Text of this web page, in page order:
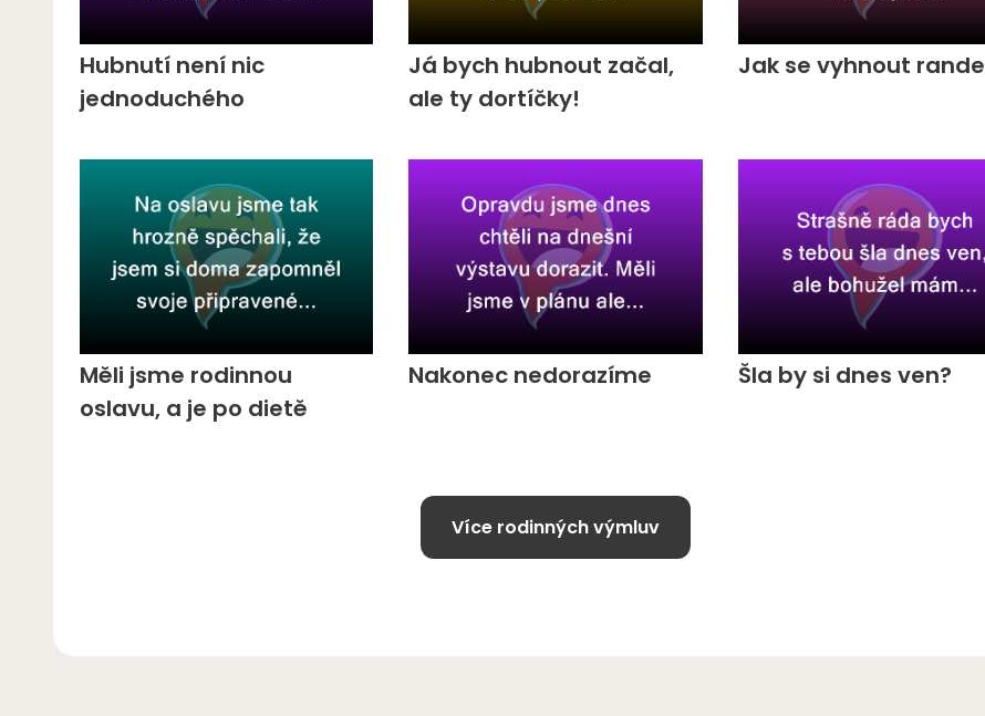
Hubnutí není nic
jednoduchého
Já bych hubnout začal,
ale ty dortíčky!
Jak se vyhnout rande
Měli jsme rodinnou
oslavu, a je po dietě
Nakonec nedorazíme Šla by si dnes ven?
Více rodinných výmluv